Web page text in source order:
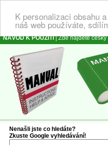
K personalizaci obsahu
náš web používáte,
NÁVOD K POUŽITÍ| Zde najdete český
Nenašli jste co hledáte?
Zkuste Google vyhledávání!